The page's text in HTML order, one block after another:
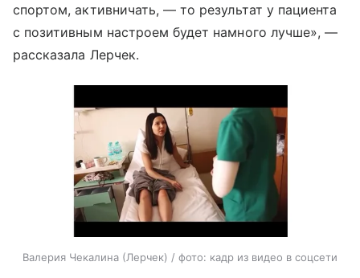
спортом, активничать, — то результат у пациента
с позитивным настроем будет намного лучше», —
рассказала Лерчек.
Валерия Чекалина (Лерчек) / фото: кадр из видео в соцсети